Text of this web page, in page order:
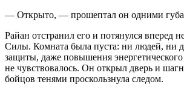
— Открыто, — прошептал он одними
Райан отстранил его и потянулся вперед
Силы. Комната была пуста: ни людей, ни
защиты, даже повышения
не чувствовалось. Он открыл дверь и
бойцов тенями проскользнула следом.